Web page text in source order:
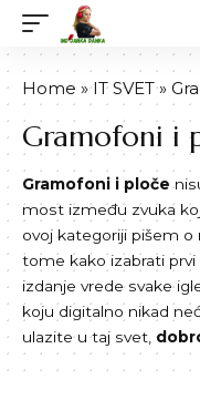
Home »IT SVET»
Gramofoni i
Gramofoni i ploče
most između zvuka
ovoj kategoriji pišem
tome kako izabrati
izdanje vrede svake
koju digitalno nikad
ulazite u taj svet,